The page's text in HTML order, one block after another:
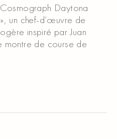
Daytona
un chef-d’œuvre de
inspiré par Juan
de course de